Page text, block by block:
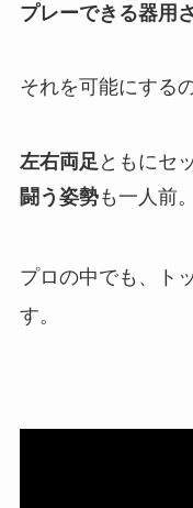
プレーできる器用さ
それを可能にする
左右両足ともにセ
闘う姿勢も一人前。
プロの中でも、ト
す。